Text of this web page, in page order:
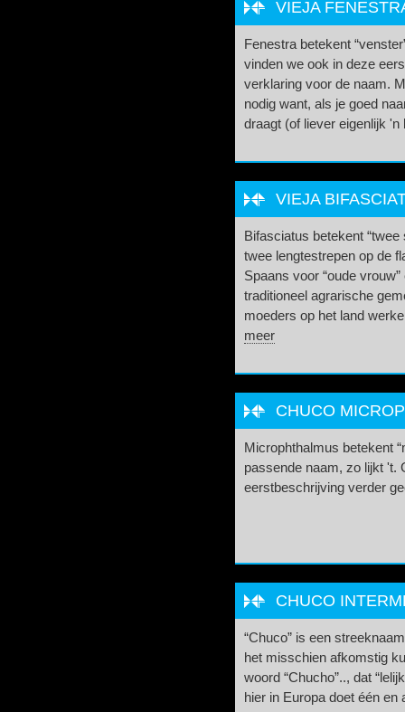
VIEJA
Fenestra betekent
vinden we ook in deze
verklaring voor de naam.
nodig want, als je goed
draagt (of liever eigenlijk
VIEJA
Bifasciatus betekent
twee lengtestrepen op de
Spaans voor “oude
traditioneel agrarische
moeders op het land
meer
CHUCO
Microphthalmus betekent
passende naam, zo lijkt 't.
eerstbeschrijving verder
CHUCO
“Chuco” is een
het misschien afkomstig
woord “Chucho”.., dat
hier in Europa doet één en